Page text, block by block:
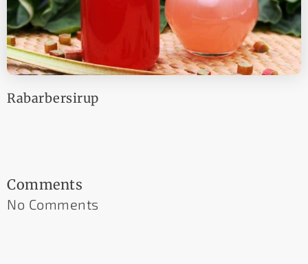
Rabarbersirup
Comments
No Comments